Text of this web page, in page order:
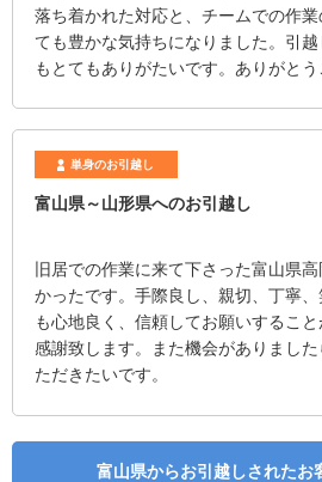
落ち着かれた対応と、チームでの作
ても豊かな気持ちになりました。引
もとてもありがたいです。ありがとう
単身のお引越し
富山県～山形県へのお引越し
旧居での作業に来て下さった富山県
かったです。手際良し、親切、丁寧
も心地良く、信頼してお願いするこ
感謝致します。また機会がありまし
ただきたいです。
富山県からお引越しされたお